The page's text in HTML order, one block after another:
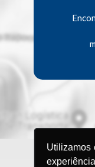
Utilizamos